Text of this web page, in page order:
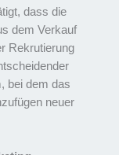
dass die
dem Verkauf
Rekrutierung
bei dem das
neuer